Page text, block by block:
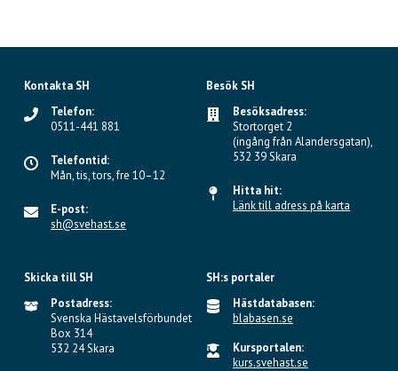
Kontakta SH
Telefon:
0511-441 881
Telefontid:
Mån, tis, tors, fre 10–12
E-post:
sh@svehast.se
Besök SH
Besöksadress:
Stortorget 2
(ingång från Alandersgatan),
532 39 Skara
Hitta hit:
Länk till adress på karta
Skicka till SH
Postadress:
Svenska Hästavelsförbundet
Box 314
532 24 Skara
SH:s portaler
Hästdatabasen:
blabasen.se
Kursportalen:
kurs.svehast.se